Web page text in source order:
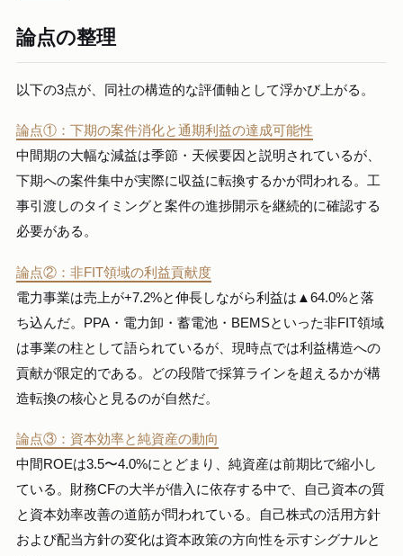
論点の整理
以下の3点が、同社の構造的な評価軸として浮かび上がる。
論点①：下期の案件消化と通期利益の達成可能性
中間期の大幅な減益は季節・天候要因と説明されているが、
下期への案件集中が実際に収益に転換するかが問われる。工
事引渡しのタイミングと案件の進捗開示を継続的に確認する
必要がある。
論点②：非FIT領域の利益貢献度
電力事業は売上が+7.2%と伸長しながら利益は▲64.0%と落
ち込んだ。PPA・電力卸・蓄電池・BEMSといった非FIT領域
は事業の柱として語られているが、現時点では利益構造への
貢献が限定的である。どの段階で採算ラインを超えるかが構
造転換の核心と見るのが自然だ。
論点③：資本効率と純資産の動向
中間ROEは3.5〜4.0%にとどまり、純資産は前期比で縮小し
ている。財務CFの大半が借入に依存する中で、自己資本の質
と資本効率改善の道筋が問われている。自己株式の活用方針
および配当方針の変化は資本政策の方向性を示すシグナルと